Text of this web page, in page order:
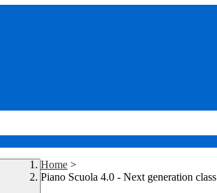
Home >
Piano Scuola 4.0 - Next generation class